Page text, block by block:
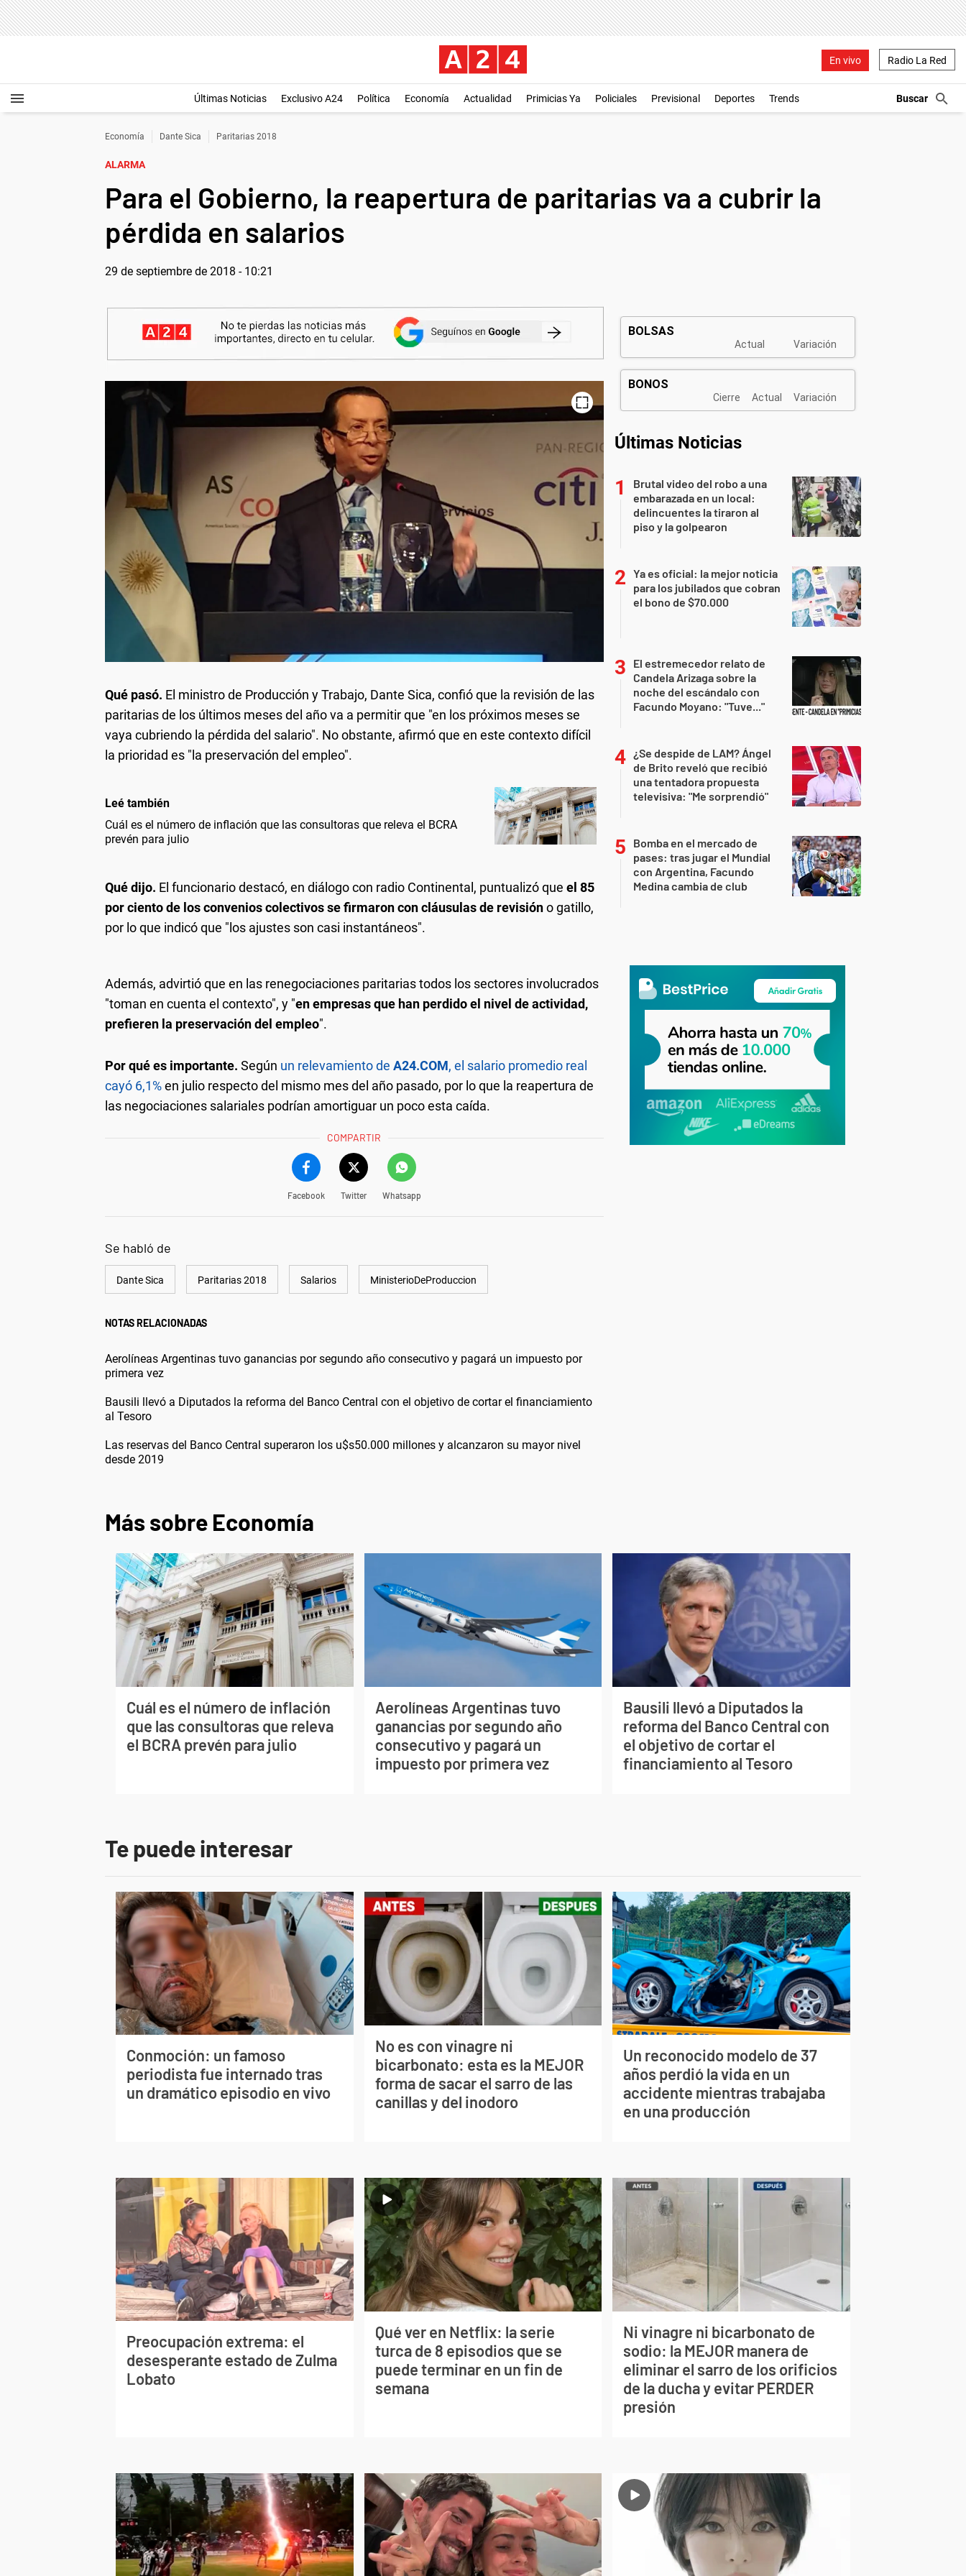
En vivo Radio La Red
Últimas Noticias Exclusivo A24 Política Economía Actualidad Primicias Ya Policiales Previsional Deportes Trends
Economía Dante Sica Paritarias 2018
ALARMA
Para el Gobierno, la reapertura de paritarias va a cubrir la
pérdida en salarios
29 de septiembre de 2018 - 10:21
Qué pasó. El ministro de Producción y Trabajo, Dante Sica, confió que la revisión de las
paritarias de los últimos meses del año va a permitir que "en los próximos meses se
vaya cubriendo la pérdida del salario". No obstante, afirmó que en este contexto difícil
la prioridad es "la preservación del empleo".
Leé también
Cuál es el número de inflación que las consultoras que releva el BCRA
prevén para julio
Qué dijo. El funcionario destacó, en diálogo con radio Continental, puntualizó que el 85
por ciento de los convenios colectivos se firmaron con cláusulas de revisióno gatillo,
por lo que indicó que "los ajustes son casi instantáneos".
Además, advirtió que en las renegociaciones paritarias todos los sectores involucrados
"toman en cuenta el contexto", y "en empresas que han perdido el nivel de actividad,
prefieren la preservación del empleo".
Por qué es importante. Según un relevamiento de A24.COM, el salario promedio real
cayó 6,1%en julio respecto del mismo mes del año pasado, por lo que la reapertura de
las negociaciones salariales podrían amortiguar un poco esta caída.
COMPARTIR
Facebook Twitter Whatsapp
Se habló de
Dante Sica Paritarias 2018 Salarios MinisterioDeProduccion
NOTAS RELACIONADAS
Aerolíneas Argentinas tuvo ganancias por segundo año consecutivo y pagará un impuesto por
primera vez
Bausili llevó a Diputados la reforma del Banco Central con el objetivo de cortar el financiamiento
al Tesoro
Las reservas del Banco Central superaron los u$s50.000 millones y alcanzaron su mayor nivel
desde 2019
Últimas Noticias
Brutal video del robo a una
embarazada en un local:
delincuentes la tiraron al
piso y la golpearon
Ya es oficial: la mejor noticia
para los jubilados que cobran
el bono de $70.000
El estremecedor relato de
Candela Arizaga sobre la
noche del escándalo con
Facundo Moyano: "Tuve..."
¿Se despide de LAM? Ángel
de Brito reveló que recibió
una tentadora propuesta
televisiva: "Me sorprendió"
Bomba en el mercado de
pases: tras jugar el Mundial
con Argentina, Facundo
Medina cambia de club
Más sobre Economía
Cuál es el número de inflación
que las consultoras que releva
el BCRA prevén para julio
Aerolíneas Argentinas tuvo
ganancias por segundo año
consecutivo y pagará un
impuesto por primera vez
Bausili llevó a Diputados la
reforma del Banco Central con
el objetivo de cortar el
financiamiento al Tesoro
Te puede interesar
Conmoción: un famoso
periodista fue internado tras
un dramático episodio en vivo
No es con vinagre ni
bicarbonato: esta es la MEJOR
forma de sacar el sarro de las
canillas y del inodoro
Un reconocido modelo de 37
años perdió la vida en un
accidente mientras trabajaba
en una producción
Preocupación extrema: el
desesperante estado de Zulma
Lobato
Qué ver en Netflix: la serie
turca de 8 episodios que se
puede terminar en un fin de
semana
Ni vinagre ni bicarbonato de
sodio: la MEJOR manera de
eliminar el sarro de los orificios
de la ducha y evitar PERDER
presión